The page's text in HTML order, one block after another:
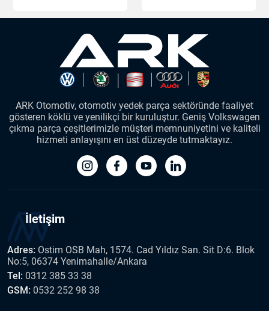
ARK Otomotiv, otomotiv yedek parça sektöründe faaliyet
gösteren köklü ve yenilikçi bir kuruluştur. Geniş Volkswagen
çıkma parça çeşitlerimizle müşteri memnuniyetini ve kaliteli
hizmeti anlayışını en üst düzeyde tutmaktayız.
İletişim
Adres: Ostim OSB Mah, 1574. Cad Yıldız San. Sit D:6. Blok
No:5, 06374 Yenimahalle/Ankara
Tel: 0312 385 33 38
GSM: 0532 252 98 38